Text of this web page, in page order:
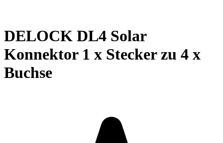
DELOCK DL4 Solar
Konnektor 1 x Stecker zu 4 x
Buchse